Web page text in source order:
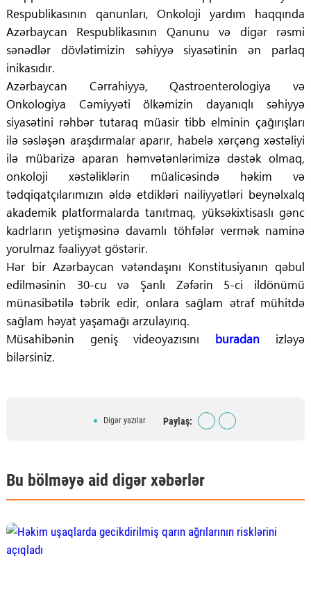
Respublikasının qanunları, Onkoloji yardım haqqında
Azərbaycan Respublikasının Qanunu və digər rəsmi
sənədlər dövlətimizin səhiyyə siyasətinin ən parlaq
inikasıdır.
Azərbaycan Cərrahiyyə, Qastroenterologiya və
Onkologiya Cəmiyyəti ölkəmizin dayanıqlı səhiyyə
siyasətini rəhbər tutaraq müasir tibb elminin çağırışları
ilə səsləşən araşdırmalar aparır, habelə xərçəng xəstəliyi
ilə mübarizə aparan həmvətənlərimizə dəstək olmaq,
onkoloji xəstəliklərin müalicəsində həkim və
tədqiqatçılarımızın əldə etdikləri nailiyyətləri beynəlxalq
akademik platformalarda tanıtmaq, yüksəkixtisaslı gənc
kadrların yetişməsinə davamlı töhfələr vermək naminə
yorulmaz fəaliyyət göstərir.
Hər bir Azərbaycan vətəndaşını Konstitusiyanın qəbul
edilməsinin 30-cu və Şanlı Zəfərin 5-ci ildönümü
münasibətilə təbrik edir, onlara sağlam ətraf mühitdə
sağlam həyat yaşamağı arzulayırıq.
Müsahibənin geniş videoyazısını buradan izləyə
bilərsiniz.
Digər yazılar Paylaş:
Bu bölməyə aid digər xəbərlər